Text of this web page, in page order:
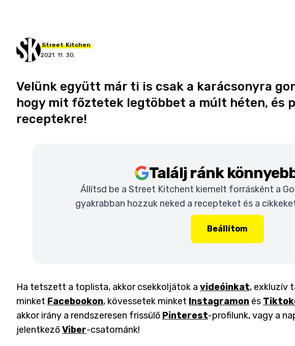
Street Kitchen
2021. 11. 30.
Velünk együtt már ti is csak a karácsonyra
hogy mit főztetek legtöbbet a múlt héten, és
receptekre!
Találj ránk
Állítsd be a Street Kitchent kiemelt forrásként a
gyakrabban hozzuk neked a recepteket és a
Beállítom
Ha tetszett a toplista, akkor csekkoljátok a videóinkat, exkluzív
minket Facebookon, kövessetek minket Instagramon és
akkor irány a rendszeresen frissülő Pinterest-profilunk, vagy a
jelentkezőViber-csatornánk!